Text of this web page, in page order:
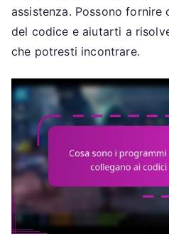
assistenza. Possono fornire
del codice e aiutarti a
che potresti incontrare.